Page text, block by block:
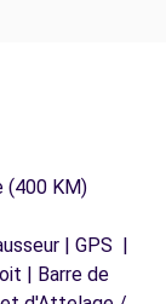
(400 KM)
| GPS |
| Barre de